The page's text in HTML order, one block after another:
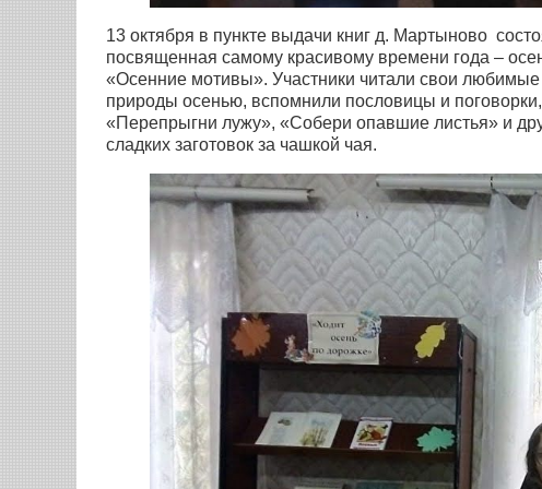
13 октября в пункте выдачи книг д. Мартыново
посвященная самому красивому времени года –
«Осенние мотивы». Участники читали свои
природы осенью, вспомнили пословицы и
«Перепрыгни лужу», «Собери опавшие листья» и
сладких заготовок за чашкой чая.